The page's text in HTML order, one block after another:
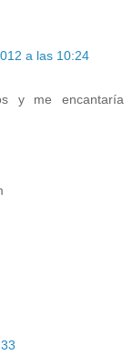
a las 10:24
y me encantaría